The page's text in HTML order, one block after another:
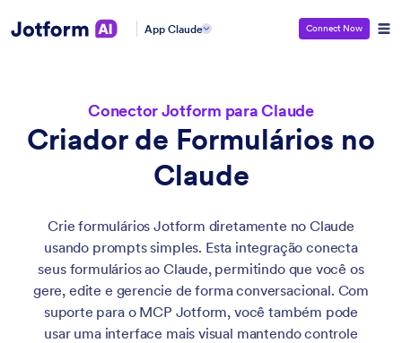
App Claude Connect Now
Conector Jotform para Claude
Criador de Formulários no
Claude
Crie formulários Jotform diretamente no Claude
usando prompts simples. Esta integração conecta
seus formulários ao Claude, permitindo que você os
gere, edite e gerencie de forma conversacional. Com
suporte para o MCP Jotform, você também pode
usar uma interface mais visual mantendo controle